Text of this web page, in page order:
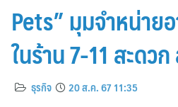
Pets” มุมจำหน่าย
ในร้าน 7-11 สะดว
ธุรกิจ 20 ส.ค. 67 11:35